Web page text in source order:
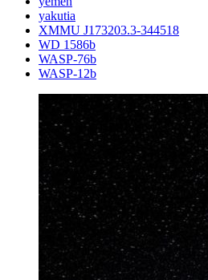
yakutia
XMMU J173203.3-344518
WD 1586b
WASP-76b
WASP-12b